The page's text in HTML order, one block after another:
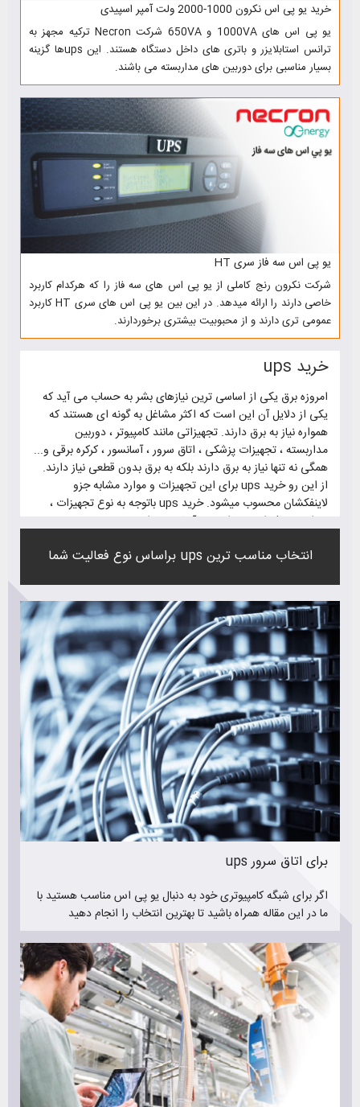
خرید یو پی اس نکرون 1000-2000 ولت آمپر اسپیدی
یو پی اس های 1000VA و 650VA شرکت Necron ترکیه مجهز به
ترانس استابلایزر و باتری های داخل دستگاه هستند. این upsها گزینه
بسیار مناسبی برای دوربین های مداربسته می باشند.
یو پی اس سه فاز سری HT
شرکت نکرون رنج کاملی از یو پی اس های سه فاز را که هرکدام کاربرد
خاصی دارند را ارائه میدهد. در این بین یو پی اس های سری HT کاربرد
عمومی تری دارند و از محبوبیت بیشتری برخوردارند.
خرید ups
امروزه برق یکی از اساسی ترین نیازهای بشر به حساب می آید که
یکی از دلایل آن این است که اکثر مشاغل به گونه ای هستند که
همواره نیاز به برق دارند. تجهیزاتی مانند کامپیوتر ، دوربین
مداربسته ، تجهیزات پزشکی ، اتاق سرور ، آسانسور ، کرکره برقی و...
همگی نه تنها نیاز به برق دارند بلکه به برق بدون قطعی نیاز دارند.
از این رو خرید ups برای این تجهیزات و موارد مشابه جزو
لاینفکشان محسوب میشود. خرید ups باتوجه به نوع تجهیزات ،
میزان مصرف انرژی و اهمیت آنها متنوع است.
برای خرید ups باید به این موارد توجه کنید تا ups مناسب با
1 - میزان مصرف تجهیزات
2 - زمان پشتیبانی ups
3 - زمان انتقال ups
4 - کیفیت خوب و طول عمر بالا
5 - گارانتی
6 - پشتیبانی و خدمات پس از فروش مناسب
7 - قیمت مناسب
8 - باتری با طول عمر بالای 5 سال
9 - محافظ در برابر بار زیاد و اتصال کوتاه
10 - ایزوله کننده پارازیت
سعی کنید در خرید ups همه این موارد در سطح خوبی قرار داشته
باشند تا خرید امنی داشته باشید و در آینده دچار مشکل نشوید
مشکلاتی مانند خرابی یو پی اس و در نتیجه آسیب رساندن به
تجهیزات. اینکه یو پی اس در کجا استفاده خواهد شد خود نکته
بسیار مهمی است چراکه اهمیت کارکرد درست و بدون ایراد ups
بالا میرود ( مانند یو پی اس اتاق عمل )
خبرنامه ( مقالات تخصصی خرید ، نگهداری و تعمیر یوپی اس )
دیدن فرمایید
برای مشاوره رایگان در خرید یوپی اس با کارشناسان تیم رایانیکس
تماس بگیرید. ما کمک خواهیم کرد ups مناسب خود را با رعایت
تمامی نکات ذکر شده در بالا خریداری کنید
فروش یو پی اس
رایانیکس با فروش یو پی اس برندهای مطرح ایرانی و ترکیه ای
همواره سعی در جلب رضایت مشتریان خود داشته است. فروش یو
پی اس نیروسان ، فروش یو پی اس فاران ، فروش یو پی اس
نکرون و همچنین فروش باتری یو پی اس از خدمات ارزشمند
رایانیکس می باشد که توانسته است به بسیاری از شهرهای کشور
انتخاب مناسب ترین ups براساس نوع فعالیت شما
ups برای اتاق سرور
اگر برای شبگه کامپیوتری خود به دنبال یو پی اس مناسب هستید با
ما در این مقاله همراه باشید تا بهترین انتخاب را انجام دهید